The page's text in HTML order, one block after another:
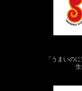
「うまいの